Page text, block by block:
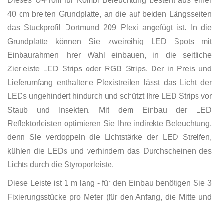
40 cm breiten Grundplatte, an die auf beiden Längsseiten
das Stuckprofil Dortmund 209 Plexi angefügt ist. In die
Grundplatte können Sie zweireihig LED Spots mit
Einbaurahmen Ihrer Wahl einbauen, in die seitliche
Zierleiste LED Strips oder RGB Strips. Der in Preis und
Lieferumfang enthaltene Plexistreifen lässt das Licht der
LEDs ungehindert hindurch und schützt Ihre LED Strips vor
Staub und Insekten. Mit dem Einbau der LED
Reflektorleisten optimieren Sie Ihre indirekte Beleuchtung,
denn Sie verdoppeln die Lichtstärke der LED Streifen,
kühlen die LEDs und verhindern das Durchscheinen des
Lichts durch die Styroporleiste.
Diese Leiste ist 1 m lang - für den Einbau benötigen Sie 3
Fixierungsstücke pro Meter (für den Anfang, die Mitte und